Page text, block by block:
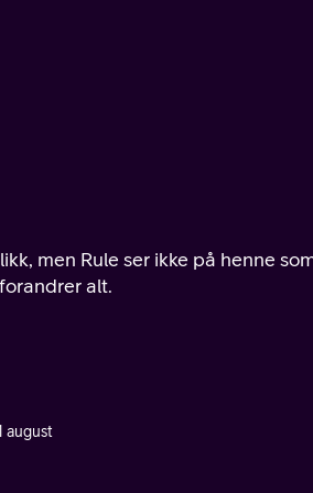
men Rule ser ikke på henne
alt.
august